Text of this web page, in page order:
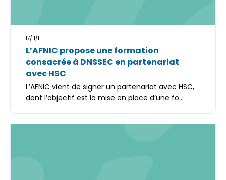
17/11/11
L’AFNIC propose une formation
consacrée à DNSSEC en partenariat
avec HSC
L’AFNIC vient de signer un partenariat avec HSC,
dont l’objectif est la mise en place d’une fo...